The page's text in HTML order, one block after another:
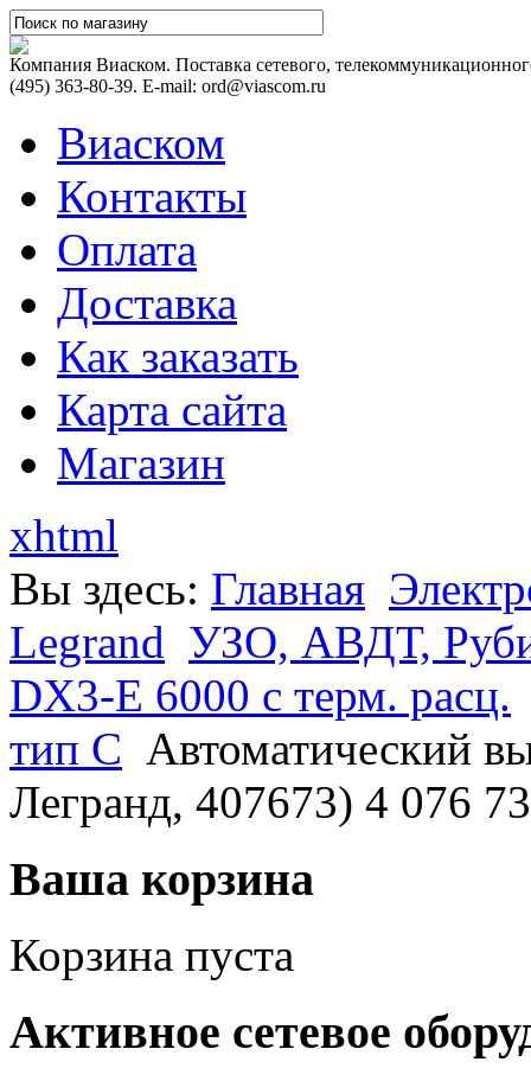
Компания Виаском. Поставка сетевого,
(495) 363-80-39. E-mail: ord@viascom.ru
Виаском
Контакты
Оплата
Доставка
Как заказать
Карта сайта
Магазин
xhtml
Вы здесь: Главная
Legrand УЗО, АВДТ,
DX3-E 6000 с терм. расц.
тип С Автоматический
Легранд, 407673) 4 076
Ваша корзина
Корзина пуста
Активное сетевое